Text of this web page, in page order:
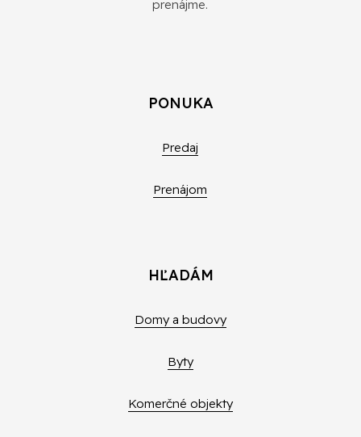
prenájme.
PONUKA
Predaj
Prenájom
HĽADÁM
Domy a budovy
Byty
Komerčné objekty